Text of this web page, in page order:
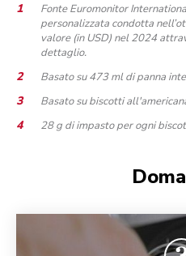
Fonte Euromonitor
personalizzata condotta
valore (in USD) nel 2024
dettaglio.
Basato su 473 ml di panna
Basato su biscotti
28 g di impasto per ogni